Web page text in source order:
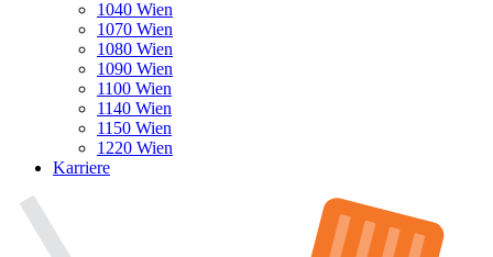
1040 Wien
1070 Wien
1080 Wien
1090 Wien
1100 Wien
1140 Wien
1150 Wien
1220 Wien
Karriere